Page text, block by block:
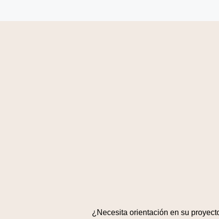
¿Necesita orientación en su